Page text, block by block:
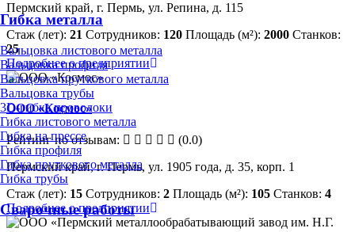
Гибка металла
Вальцовка листового металла
Вальцовка профиля
Вальцовка пруткового металла
Вальцовка трубы
3D-гибка проволоки
Гибка листового металла
Гибка на прессе
Гибка профиля
Гибка пруткового металла
Гибка трубы
Сварочные работы
Пермский край, г. Пермь, ул. Репина, д. 115
Стаж (лет): 21 Сотрудников: 120 Площадь (м²): 2000 Станков:
25
Подробнее о предприятии
ООО «Космос»
Рейтинг по отзывам:
(0.0)
Пермский край, г. Пермь, ул. 1905 года, д. 35, корп. 1
Стаж (лет): 15 Сотрудников: 2 Площадь (м²): 105 Станков: 4
Подробнее о предприятии